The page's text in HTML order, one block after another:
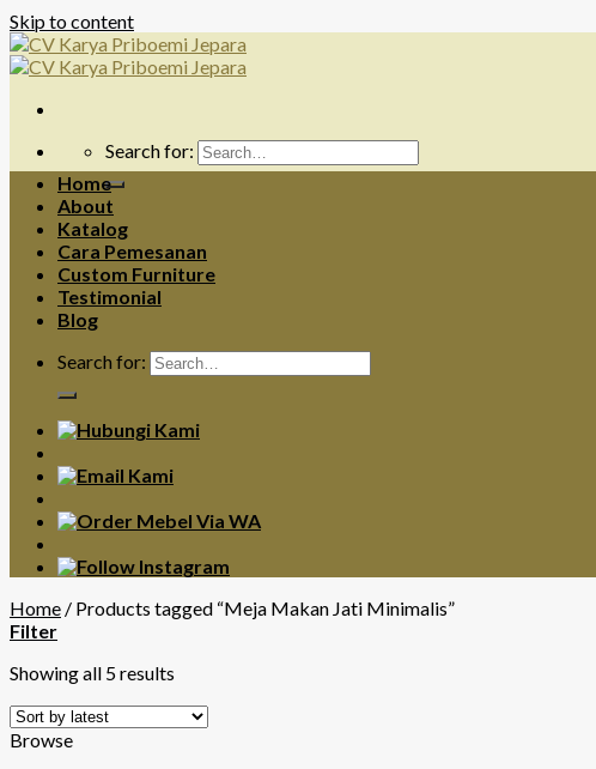
Skip to content
Search for:
Home
About
Katalog
Cara Pemesanan
Custom Furniture
Testimonial
Blog
Search for:
Home / Products tagged “Meja Makan Jati Minimalis”
Filter
Showing all 5 results
Browse